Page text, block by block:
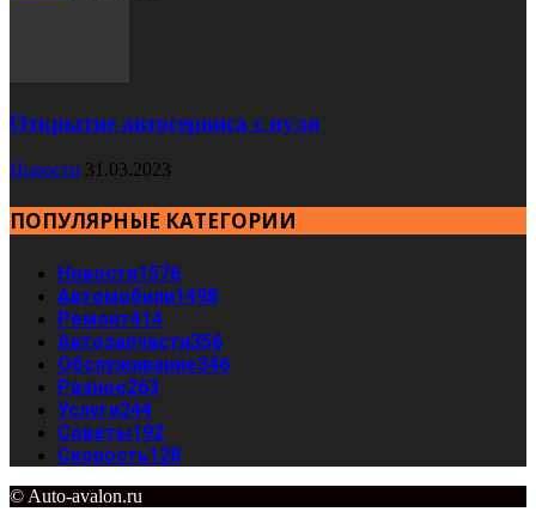
Открытие автосервиса с нуля
Новости 31.03.2023
ПОПУЛЯРНЫЕ КАТЕГОРИИ
Новости1576
Автомобили1498
Ремонт414
Автозапчасти356
Обслуживание346
Разное263
Услуги244
Советы192
Скорость128
© Auto-avalon.ru